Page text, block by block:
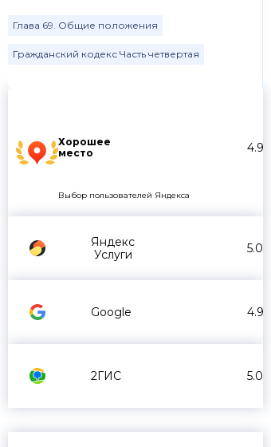
Хорошее
место
4.9
Выбор пользователей Яндекса
Яндекс
Услуги
5.0
Google 4.9
2ГИС 5.0
Глава 69. Общие положения
Гражданский кодекс Часть четвертая